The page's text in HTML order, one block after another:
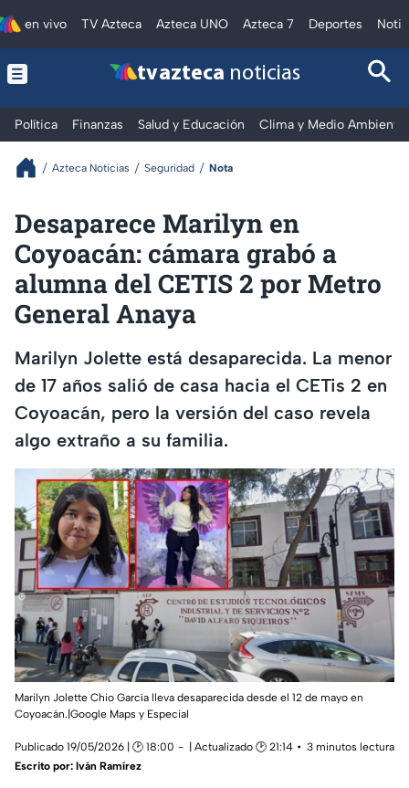
en vivo TV Azteca Azteca UNO Azteca 7 Deportes
tv azteca noticias
Política Finanzas Salud y Educación Clima y Medio Ambiente
Azteca Noticias Seguridad Nota
Desaparece Marilyn en
Coyoacán: cámara grabó a
alumna del CETIS 2 por Metro
General Anaya
Marilyn Jolette está desaparecida. La menor
de 17 años salió de casa hacia el CETis 2 en
Coyoacán, pero la versión del caso revela
algo extraño a su familia.
Marilyn Jolette Chio García lleva desaparecida desde el 12 de mayo en
Coyoacán.|Google Maps y Especial
Publicado 19/05/2026 | 🕑 18:00 | Actualizado 🕑 21:14
3 minutos lectura
Escrito por: Iván Ramírez